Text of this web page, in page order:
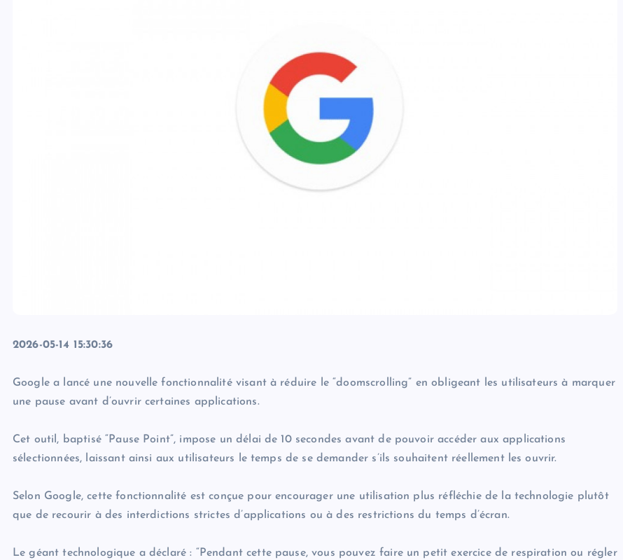
2026-05-14 15:30:36
Google a lancé une nouvelle fonctionnalité visant à réduire le “doomscrolling” en obligeant les utilisateurs à marquer
une pause avant d’ouvrir certaines applications.
Cet outil, baptisé “Pause Point”, impose un délai de 10 secondes avant de pouvoir accéder aux applications
sélectionnées, laissant ainsi aux utilisateurs le temps de se demander s’ils souhaitent réellement les ouvrir.
Selon Google, cette fonctionnalité est conçue pour encourager une utilisation plus réfléchie de la technologie plutôt
que de recourir à des interdictions strictes d’applications ou à des restrictions du temps d’écran.
Le géant technologique a déclaré : “Pendant cette pause, vous pouvez faire un petit exercice de respiration ou régler